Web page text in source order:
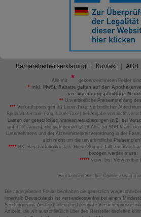
Barrierefreiheitserklärung Kontakt AGB
Alle mit
gekennzeichneten Felder
*inkl. MwSt. Rabatte gelten auf den
verschreibungspflichtige
** Unverbindliche Preisempfehlung
*** Verkaufspreis gemäß Lauer-Taxe; verbindlicher
Spezialitätentaxe (sog. Lauer-Taxe) bei Abgabe von nicht
Lasten der gesetzlichen Krankenversicherungen (z.B. bei
unter 12 Jahren), die sich gemäß §129 Abs. 5a SGB V aus
Unternehmens und der Arzneimittelpreisverordnung in der
sich nicht um die unverbindliche
****BK: Beschaffungskosten. Diese Summe fällt zusätzlich
bezogen werden muss.
*****verw. bis: Verwendbar
Hier können Sie Ihre Cookie-
Die angegebenen Preise beinhalten die gesetzlich
innerhalb Deutschlands ist versandkostenfrei bei einem
Sendungen ins Ausland fallen durch erhöhte
Artikeln, die wir ausschließlich über den Hersteller beziehen